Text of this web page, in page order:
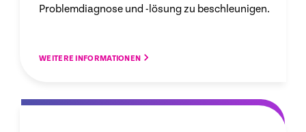
Problemdiagnose und -lösung zu beschleunigen.
WEITERE INFORMATIONEN